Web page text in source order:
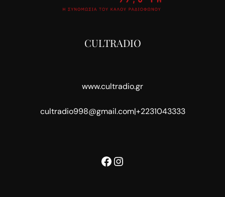
CULTRADIO
www.cultradio.gr
cultradio998@gmail.com|+2231043333
Facebook
Instagram